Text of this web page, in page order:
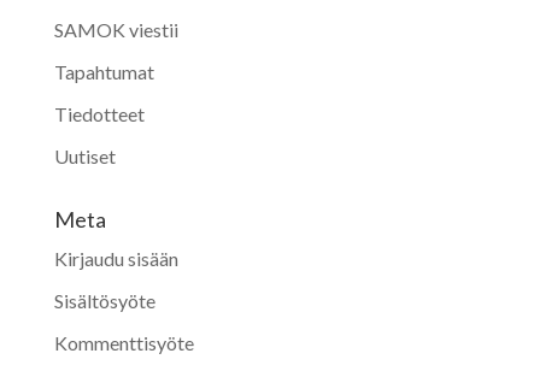
SAMOK viestii
Tapahtumat
Tiedotteet
Uutiset
Meta
Kirjaudu sisään
Sisältösyöte
Kommenttisyöte